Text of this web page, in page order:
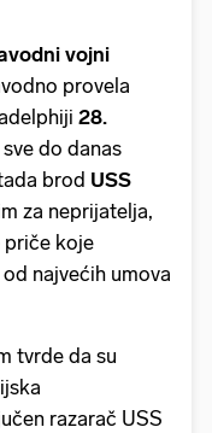
vojni
provela
28.
do danas
brod USS
za neprijatelja,
priče koje
najvećih umova
tvrde da su
razarač USS